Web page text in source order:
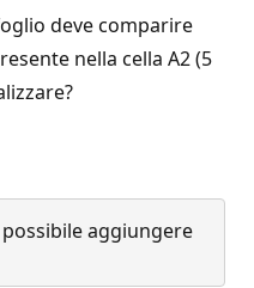
deve comparire
nella cella A2 (5
aggiungere